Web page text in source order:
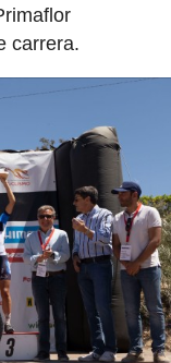
carrera.